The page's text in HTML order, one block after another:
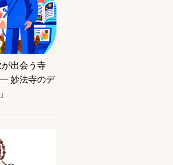
出会う寺
妙法寺のデ
む